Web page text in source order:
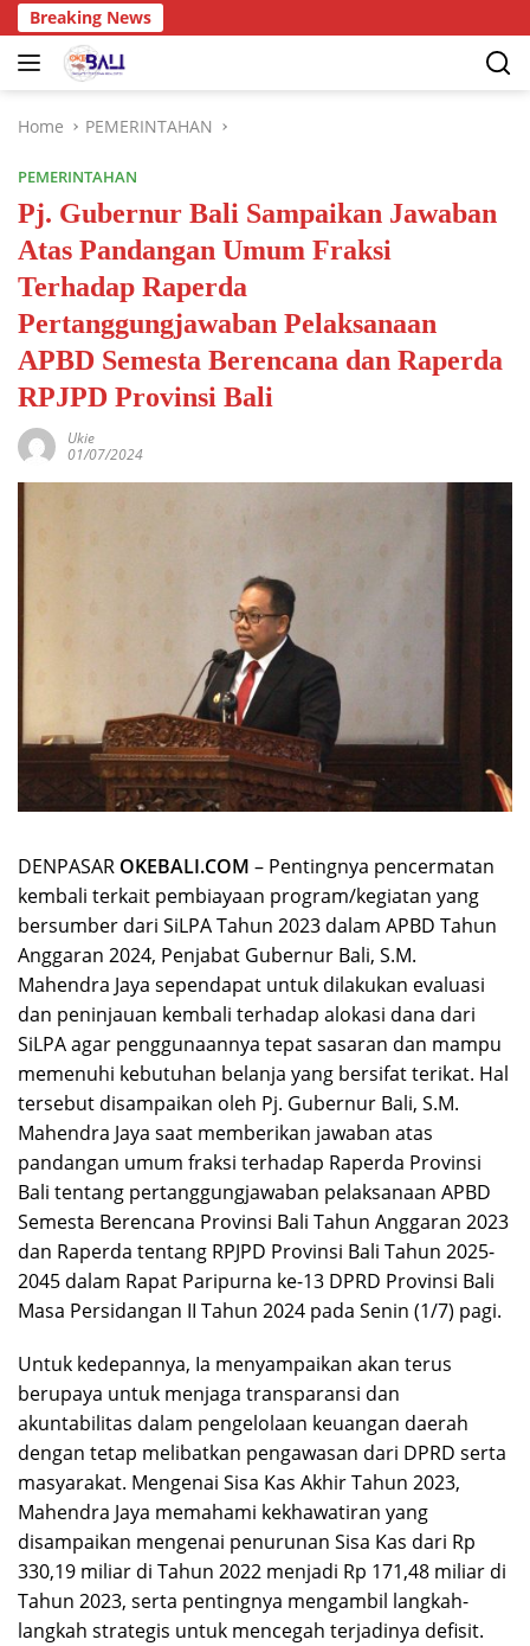
Breaking News
Home PEMERINTAHAN
PEMERINTAHAN
Pj. Gubernur Bali Sampaikan Jawaban
Atas Pandangan Umum Fraksi
Terhadap Raperda
Pertanggungjawaban Pelaksanaan
APBD Semesta Berencana dan Raperda
RPJPD Provinsi Bali
Ukie
01/07/2024
DENPASAR OKEBALI.COM – Pentingnya pencermatan
kembali terkait pembiayaan program/kegiatan yang
bersumber dari SiLPA Tahun 2023 dalam APBD Tahun
Anggaran 2024, Penjabat Gubernur Bali, S.M.
Mahendra Jaya sependapat untuk dilakukan evaluasi
dan peninjauan kembali terhadap alokasi dana dari
SiLPA agar penggunaannya tepat sasaran dan mampu
memenuhi kebutuhan belanja yang bersifat terikat. Hal
tersebut disampaikan oleh Pj. Gubernur Bali, S.M.
Mahendra Jaya saat memberikan jawaban atas
pandangan umum fraksi terhadap Raperda Provinsi
Bali tentang pertanggungjawaban pelaksanaan APBD
Semesta Berencana Provinsi Bali Tahun Anggaran 2023
dan Raperda tentang RPJPD Provinsi Bali Tahun 2025-
2045 dalam Rapat Paripurna ke-13 DPRD Provinsi Bali
Masa Persidangan II Tahun 2024 pada Senin (1/7) pagi.
Untuk kedepannya, Ia menyampaikan akan terus
berupaya untuk menjaga transparansi dan
akuntabilitas dalam pengelolaan keuangan daerah
dengan tetap melibatkan pengawasan dari DPRD serta
masyarakat. Mengenai Sisa Kas Akhir Tahun 2023,
Mahendra Jaya memahami kekhawatiran yang
disampaikan mengenai penurunan Sisa Kas dari Rp
330,19 miliar di Tahun 2022 menjadi Rp 171,48 miliar di
Tahun 2023, serta pentingnya mengambil langkah-
langkah strategis untuk mencegah terjadinya defisit.